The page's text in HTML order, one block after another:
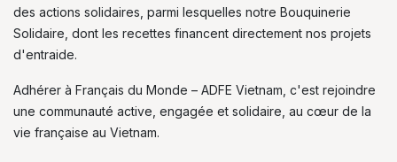
des actions solidaires, parmi lesquelles notre Bouquinerie
Solidaire, dont les recettes financent directement nos projets
d'entraide.
Adhérer à Français du Monde – ADFE Vietnam, c'est rejoindre
une communauté active, engagée et solidaire, au cœur de la
vie française au Vietnam.